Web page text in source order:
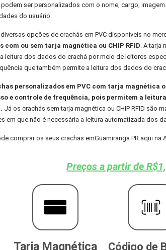
ser personalizados com o nome, cargo,
do usuário.
opções de crachás em PVC disponíveis no
com ou sem tarja magnética ou CHIP RFID . A
leitura dos dados do crachá por meio de leitores
que também permite a leitura dos dados do
personalizadosem PVC com tarja magnética
e controle de frequência, pois permitem a
Já os crachás sem tarja magnética ou CHIP RFID são
em que não é necessária a leitura automatizada dos
comprar os seus crachas emGuamiranga PR aqui na
Preços a partir de
Tarja Magnética Código de